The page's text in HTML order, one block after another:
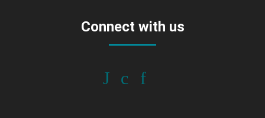
Connect with us